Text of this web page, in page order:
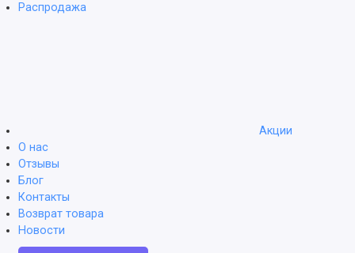
Распродажа
Акции
О нас
Отзывы
Блог
Контакты
Возврат товара
Новости